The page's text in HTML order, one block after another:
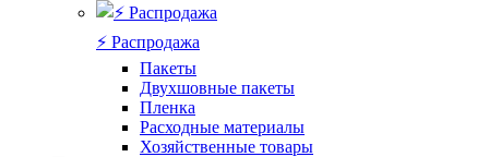
⚡️ Распродажа
Пакеты
Двухшовные пакеты
Пленка
Расходные материалы
Хозяйственные товары